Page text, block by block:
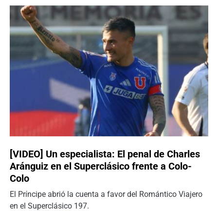
[VIDEO] Un especialista: El penal de Charles
Aránguiz en el Superclásico frente a Colo-
Colo
El Príncipe abrió la cuenta a favor del Romántico Viajero
en el Superclásico 197.